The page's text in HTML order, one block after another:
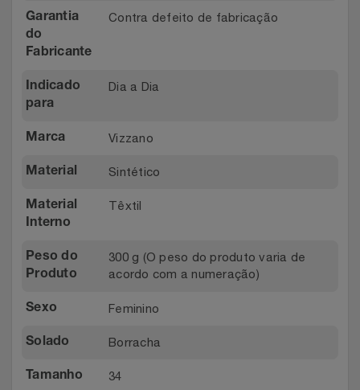
Relógios
Saúde E Bem-Estar
Utilidades Industriais
Stanley Pmi
Top Store
Tramontina
Weconnect
Garantia
do
Fabricante
Contra defeito de fabricação
Indicado
para
Dia a Dia
Marca Vizzano
Material Sintético
Material
Interno
Têxtil
Peso do
Produto
300 g (O peso do produto varia de
acordo com a numeração)
Sexo Feminino
Solado Borracha
Tamanho 34